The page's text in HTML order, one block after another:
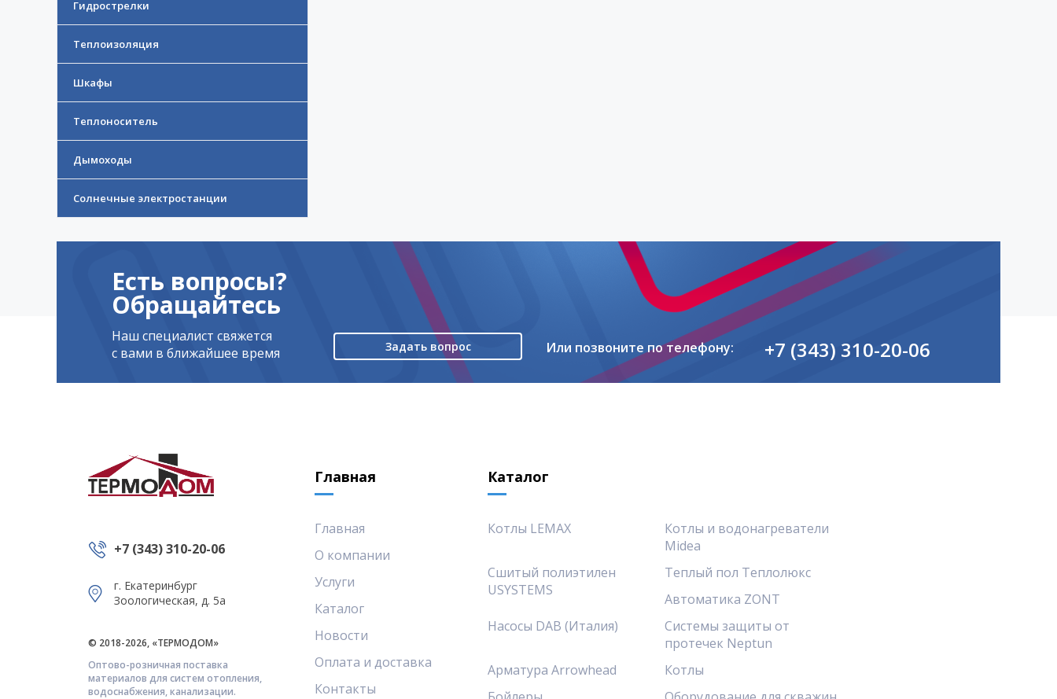
Гидрострелки
Теплоизоляция
Шкафы
Теплоноситель
Дымоходы
Солнечные электростанции
Есть вопросы?
Обращайтесь
Наш специалист свяжется
с вами в ближайшее время
Задать вопрос Или позвоните по телефону: +7 (343) 310-20-06
Главная Каталог
+7 (343) 310-20-06
г. Екатеринбург
Зоологическая, д. 5а
© 2018-2026, «ТЕРМОДОМ»
Оптово-розничная поставка
материалов для систем отопления,
водоснабжения, канализации.
Главная
О компании
Услуги
Каталог
Новости
Оплата и доставка
Контакты
Котлы LEMAX
Котлы и водонагреватели
Midea
Сшитый полиэтилен
USYSTEMS
Теплый пол Теплолюкс
Автоматика ZONT
Насосы DAB (Италия)
Системы защиты от
протечек Neptun
Арматура Arrowhead
Котлы